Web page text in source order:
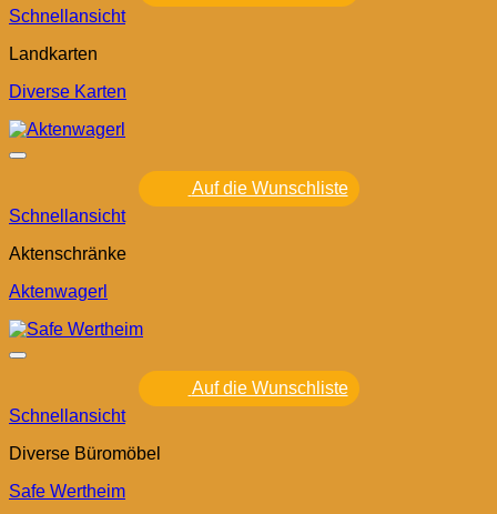
Schnellansicht
Landkarten
Diverse Karten
Auf die Wunschliste
Schnellansicht
Aktenschränke
Aktenwagerl
Auf die Wunschliste
Schnellansicht
Diverse Büromöbel
Safe Wertheim